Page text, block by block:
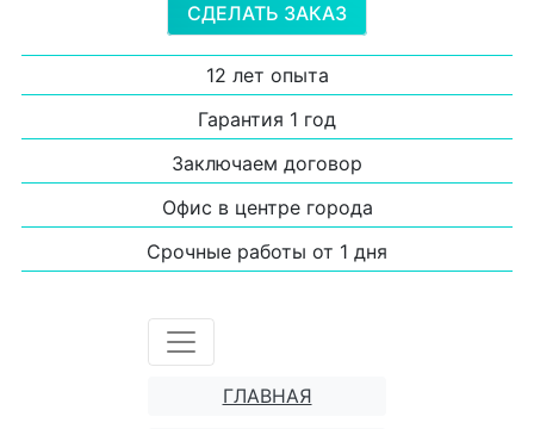
СДЕЛАТЬ ЗАКАЗ
12 лет опыта
Гарантия 1 год
Заключаем договор
Офис в центре города
Срочные работы от 1 дня
ГЛАВНАЯ